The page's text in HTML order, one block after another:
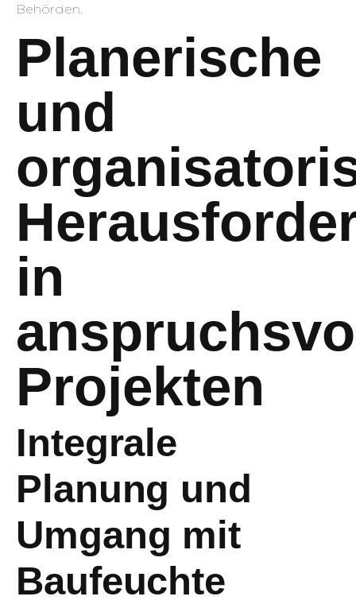
Behörden.
Planerische
und
in
Projekten
Integrale
Planung und
Umgang mit
Baufeuchte